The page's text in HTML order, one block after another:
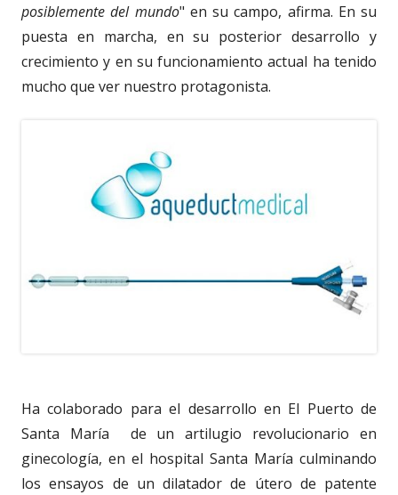
posiblemente del mundo" en su campo, afirma. En su
puesta en marcha, en su posterior desarrollo y
crecimiento y en su funcionamiento actual ha tenido
mucho que ver nuestro protagonista.
Ha colaborado para el desarrollo en El Puerto de
Santa María de un artilugio revolucionario en
ginecología, en el hospital Santa María culminando
los ensayos de un dilatador de útero de patente